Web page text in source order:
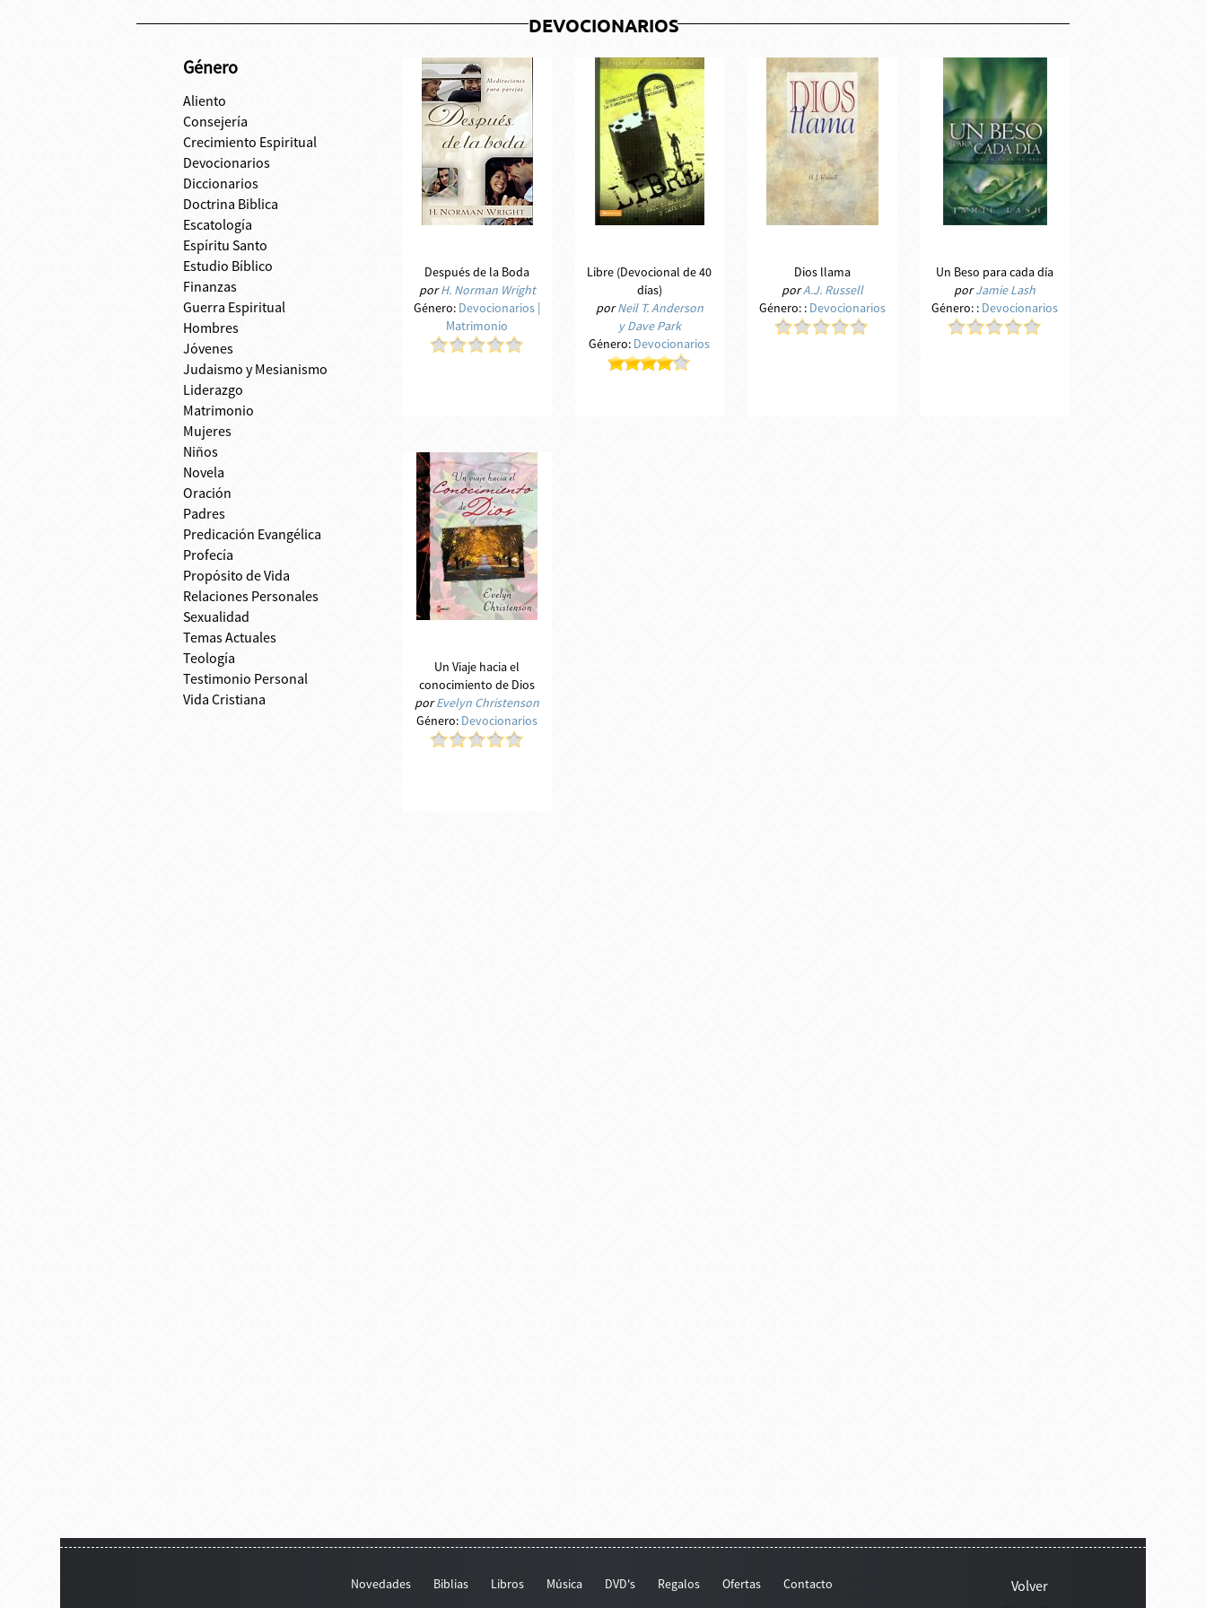
DEVOCIONARIOS
Género
Aliento
Consejería
Crecimiento Espiritual
Devocionarios
Diccionarios
Doctrina Biblica
Escatología
Espíritu Santo
Estudio Bíblico
Finanzas
Guerra Espiritual
Hombres
Jóvenes
Judaismo y Mesianismo
Liderazgo
Matrimonio
Mujeres
Niños
Novela
Oración
Padres
Predicación Evangélica
Profecía
Propósito de Vida
Relaciones Personales
Sexualidad
Temas Actuales
Teología
Testimonio Personal
Vida Cristiana
Después de la Boda
porH. Norman Wright
Género: Devocionarios
Matrimonio
Libre (Devocional de 40
días)
porNeil T. Anderson
y Dave Park
Género: Devocionarios
Dios llama
porA.J. Russell
Género: : Devocionarios
Un Beso para cada día
porJamie Lash
Género: : Devocionarios
Un Viaje hacia el
conocimiento de Dios
porEvelyn Christenson
Género: Devocionarios
Novedades Biblias Libros Música DVD's Regalos Ofertas Contacto Volver